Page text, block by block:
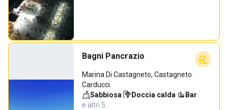
Bagni Pancrazio
Marina Di Castagneto, Castagneto
Carducci
Sabbiosa· Doccia calda· Bar·
e altri 5…